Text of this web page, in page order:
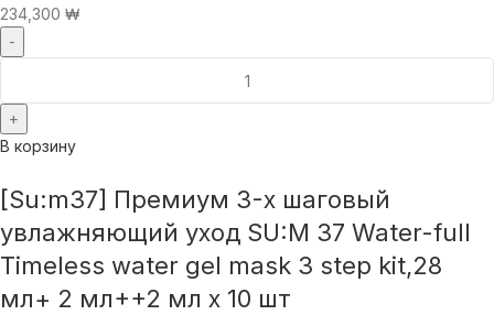
234,300 ₩
В корзину
[Su:m37] Премиум 3-х шаговый
увлажняющий уход SU:M 37 Water-full
Timeless water gel mask 3 step kit,28
мл+ 2 мл++2 мл x 10 шт